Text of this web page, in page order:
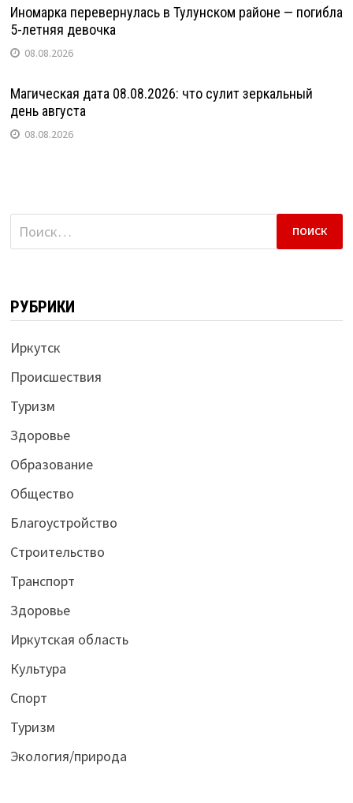
Иномарка перевернулась в Тулунском районе — погибла
5-летняя девочка
08.08.2026
Магическая дата 08.08.2026: что сулит зеркальный
день августа
08.08.2026
Найти:
РУБРИКИ
Иркутск
Происшествия
Туризм
Здоровье
Образование
Общество
Благоустройство
Строительство
Транспорт
Здоровье
Иркутская область
Культура
Спорт
Туризм
Экология/природа